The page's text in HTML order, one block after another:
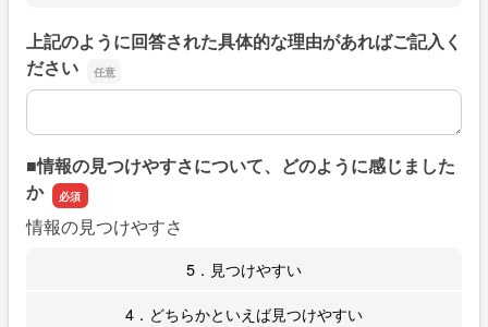
上記のように回答された具体的な理由があればご記入く
ださい
上記のように回答された具体的な理由があればご記入くだ
■情報の見つけやすさについて、どのように感じました
か
情報の見つけやすさ
5．見つけやすい
4．どちらかといえば見つけやすい